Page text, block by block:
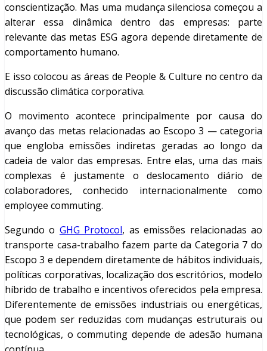
conscientização. Mas uma mudança silenciosa começou a
alterar essa dinâmica dentro das empresas: parte
relevante das metas ESG agora depende diretamente de
comportamento humano.
E isso colocou as áreas de People & Culture no centro da
discussão climática corporativa.
O movimento acontece principalmente por causa do
avanço das metas relacionadas ao Escopo 3 — categoria
que engloba emissões indiretas geradas ao longo da
cadeia de valor das empresas. Entre elas, uma das mais
complexas é justamente o deslocamento diário de
colaboradores, conhecido internacionalmente como
employee commuting.
Segundo o GHG Protocol, as emissões relacionadas ao
transporte casa-trabalho fazem parte da Categoria 7 do
Escopo 3 e dependem diretamente de hábitos individuais,
políticas corporativas, localização dos escritórios, modelo
híbrido de trabalho e incentivos oferecidos pela empresa.
Diferentemente de emissões industriais ou energéticas,
que podem ser reduzidas com mudanças estruturais ou
tecnológicas, o commuting depende de adesão humana